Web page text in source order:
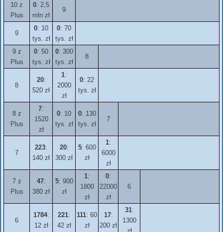
10 z
Plus
0: 2,5
mln zł
9
9
0: 10
tys. zł
0: 70
tys. zł
9 z
Plus
0: 50
tys. zł
0: 300
tys. zł
8
8
20:
520 zł
1:
2000
zł
0: 22
tys. zł
8 z
Plus
7:
1520
zł
0: 10
tys. zł
0: 130
tys. zł
7
7
223:
140 zł
20:
300 zł
5: 600
zł
1:
6000
zł
7 z
Plus
47:
380 zł
5: 900
zł
1:
1800
zł
0:
22000
zł
6
6
1784:
12 zł
221:
42 zł
111: 60
zł
17:
200 zł
31:
1300